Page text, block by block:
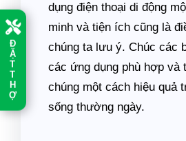
Đ
Ặ
T
T
H
Ợ
dụng điện thoại di động
minh và tiện ích cũng là
chúng ta lưu ý. Chúc các
các ứng dụng phù hợp và
chúng một cách hiệu quả
sống thường ngày.